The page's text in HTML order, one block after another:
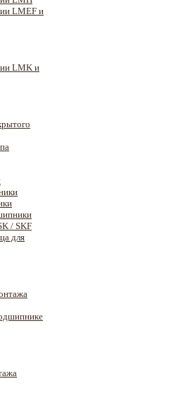
LMEF и
LMK и
/ SKF
для